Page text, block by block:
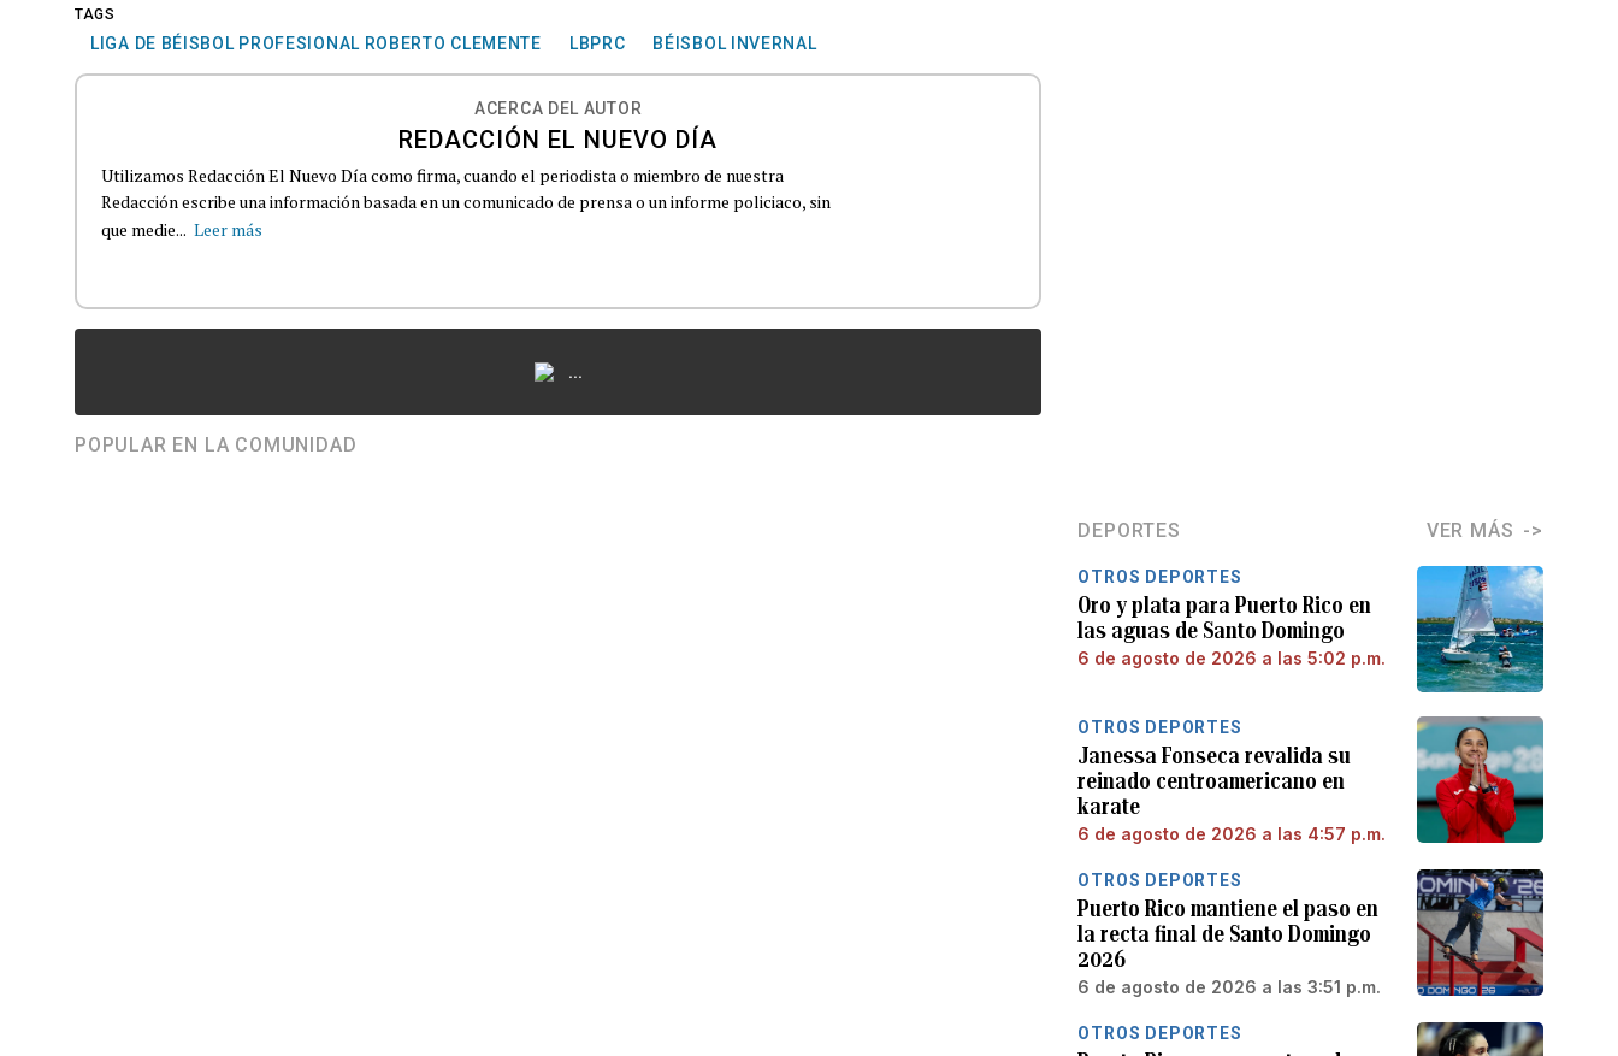
TAGS
LIGA DE BÉISBOL PROFESIONAL ROBERTO CLEMENTE LBPRC BÉISBOL INVERNAL
ACERCA DEL AUTOR
REDACCIÓN EL NUEVO DÍA
Utilizamos Redacción El Nuevo Día como firma, cuando el periodista o miembro de nuestra
Redacción escribe una información basada en un comunicado de prensa o un informe policiaco, sin
que medie... Leer más
...
POPULAR EN LA COMUNIDAD
DEPORTES VER MÁS
OTROS DEPORTES
Oro y plata para Puerto Rico en
las aguas de Santo Domingo
6 de agosto de 2026 a las 5:02 p.m.
OTROS DEPORTES
Janessa Fonseca revalida su
reinado centroamericano en
karate
6 de agosto de 2026 a las 4:57 p.m.
OTROS DEPORTES
Puerto Rico mantiene el paso en
la recta final de Santo Domingo
2026
6 de agosto de 2026 a las 3:51 p.m.
OTROS DEPORTES